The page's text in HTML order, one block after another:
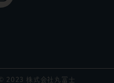
© 2023 株式会社丸冨士